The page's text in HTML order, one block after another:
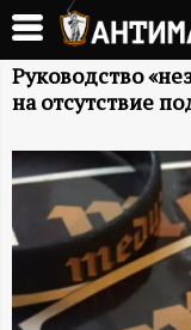
Перейти
основному
содержанию
А
Т
И
М
Руководство
на отсутствие